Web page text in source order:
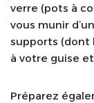
verre (pots à
vous munir
supports (dont
à votre guise
Préparez